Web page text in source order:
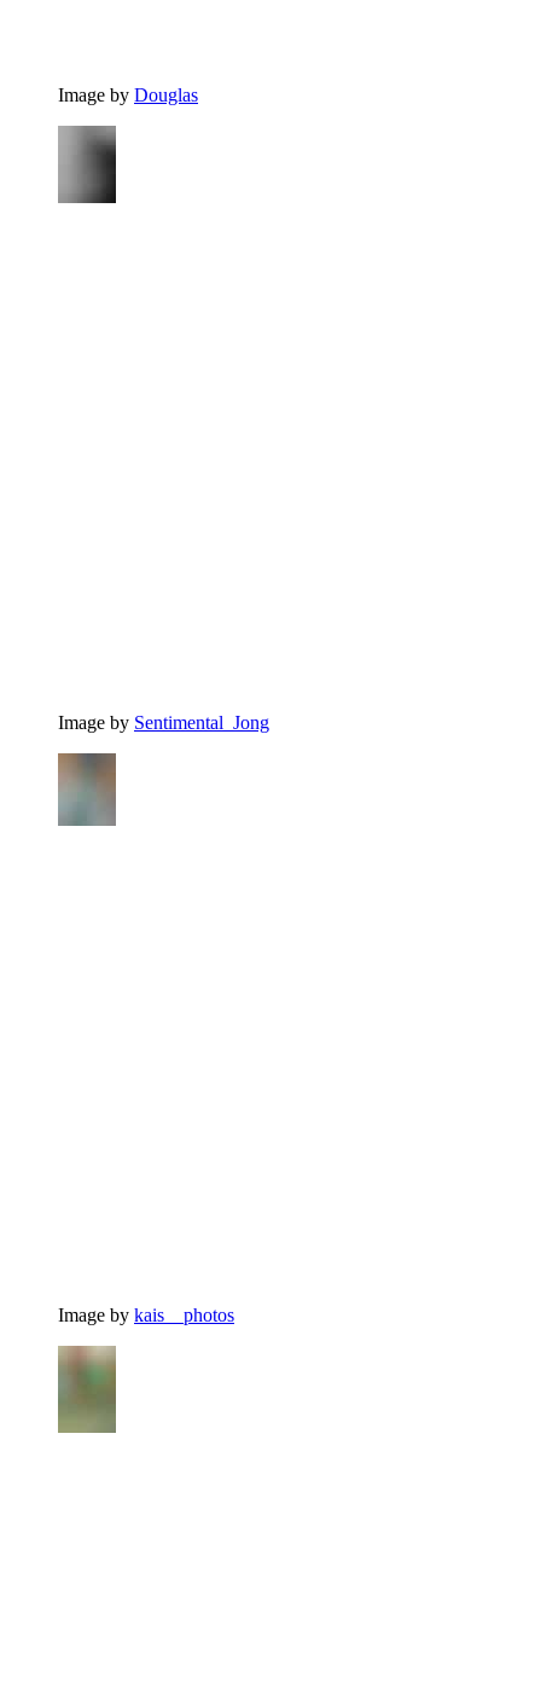
Image by Douglas
Image by Sentimental_Jong
Image by kais__photos